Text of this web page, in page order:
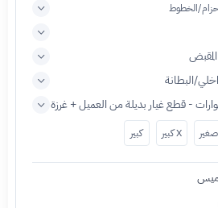
الخطوط
البطانة
- قطع غيار بديلة من العميل + غرزة
صغير X كبير كبير